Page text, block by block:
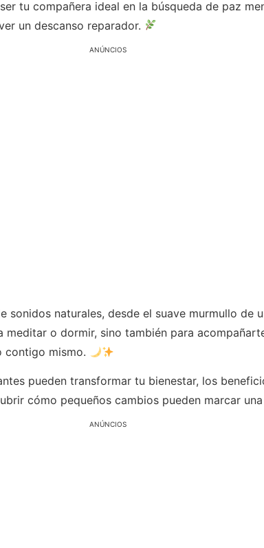
tu compañera ideal en la búsqueda de paz
un descanso reparador.
ANÚNCIOS
sonidos naturales, desde el suave murmullo de
o dormir, sino también para
contigo mismo.
pueden transformar tu bienestar, los
cómo pequeños cambios pueden marcar
ANÚNCIOS